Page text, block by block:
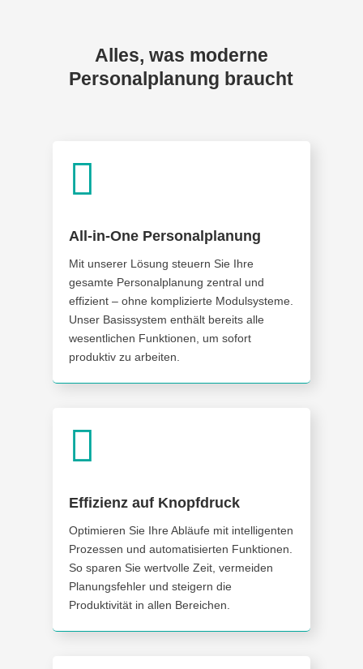
Alles, was moderne
Personalplanung braucht

All-in-One Personalplanung
Mit unserer Lösung steuern Sie Ihre
gesamte Personalplanung zentral und
effizient – ohne komplizierte Modulsysteme.
Unser Basissystem enthält bereits alle
wesentlichen Funktionen, um sofort
produktiv zu arbeiten.

Effizienz auf Knopfdruck
Optimieren Sie Ihre Abläufe mit intelligenten
Prozessen und automatisierten Funktionen.
So sparen Sie wertvolle Zeit, vermeiden
Planungsfehler und steigern die
Produktivität in allen Bereichen.